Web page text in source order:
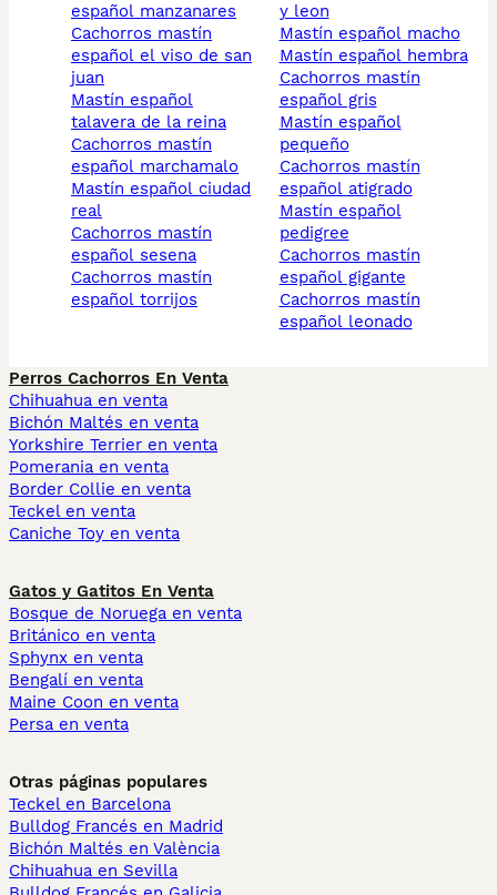
español manzanares
cachorros mastín
español el viso de san
juan
mastín español
talavera de la reina
cachorros mastín
español marchamalo
mastín español ciudad
real
cachorros mastín
español sesena
cachorros mastín
español torrijos
y leon
mastín español macho
mastín español hembra
cachorros mastín
español gris
mastín español
pequeño
cachorros mastín
español atigrado
mastín español
pedigree
cachorros mastín
español gigante
cachorros mastín
español leonado
Perros Cachorros En Venta
Chihuahua en venta
Bichón Maltés en venta
Yorkshire Terrier en venta
Pomerania en venta
Border Collie en venta
Teckel en venta
Caniche Toy en venta
Gatos y Gatitos En Venta
Bosque de Noruega en venta
Británico en venta
Sphynx en venta
Bengalí en venta
Maine Coon en venta
Persa en venta
Otras páginas populares
Teckel en Barcelona
Bulldog Francés en Madrid
Bichón Maltés en València
Chihuahua en Sevilla